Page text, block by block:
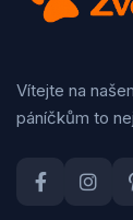
Vítejte na
páníčkům to